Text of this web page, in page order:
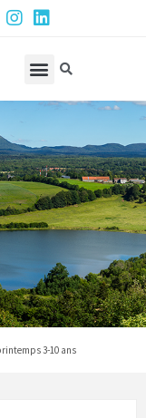
3-10 ans